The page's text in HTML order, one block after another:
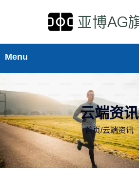
云端资讯
首页/云端资讯